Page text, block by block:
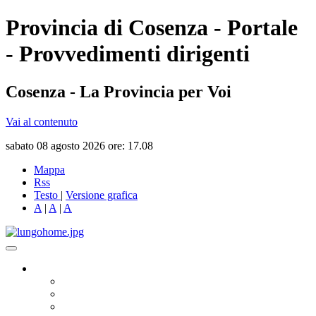
Provincia di Cosenza - Portale
- Provvedimenti dirigenti
Cosenza - La Provincia per Voi
Vai al contenuto
sabato 08 agosto 2026 ore: 17.08
Mappa
Rss
Testo | Versione grafica
A | A | A